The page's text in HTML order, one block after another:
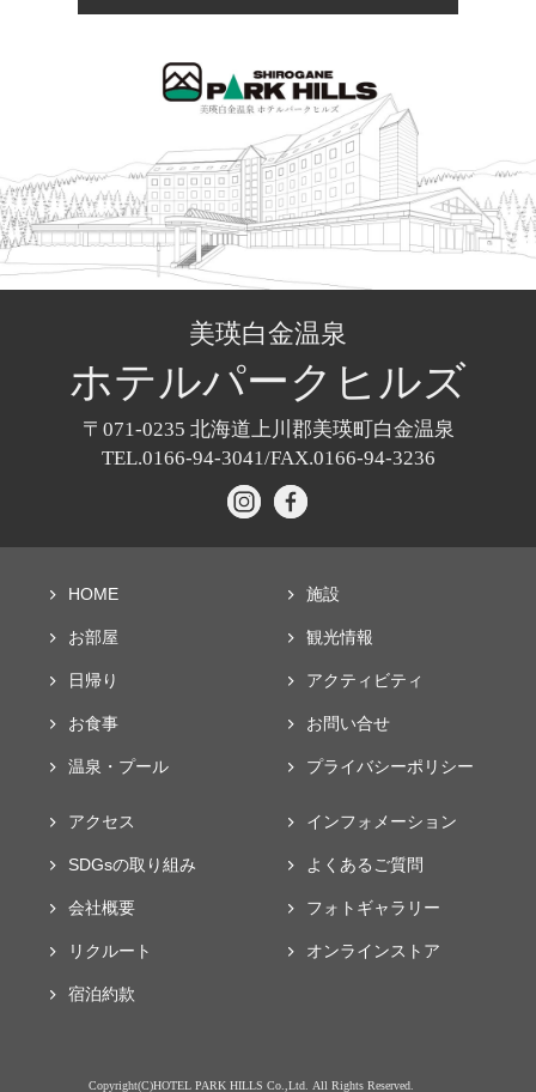
美瑛白金温泉
ホテルパークヒルズ
〒071-0235 北海道上川郡美瑛町白金温泉
TEL.0166-94-3041/FAX.0166-94-3236
HOME
お部屋
日帰り
お食事
温泉・プール
施設
観光情報
アクティビティ
お問い合せ
プライバシーポリシー
アクセス
SDGsの取り組み
会社概要
リクルート
宿泊約款
インフォメーション
よくあるご質問
フォト ギャラリー
オンラインストア